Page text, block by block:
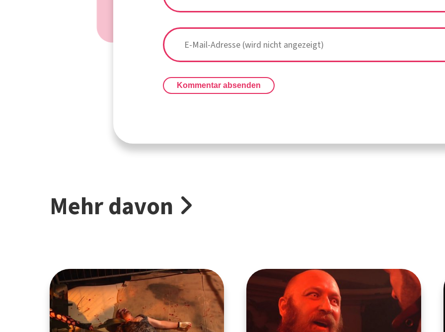
Kommentar absenden
Mehr davon